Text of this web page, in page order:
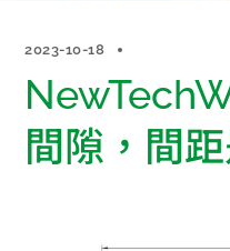
2023-10-18
間隙，間